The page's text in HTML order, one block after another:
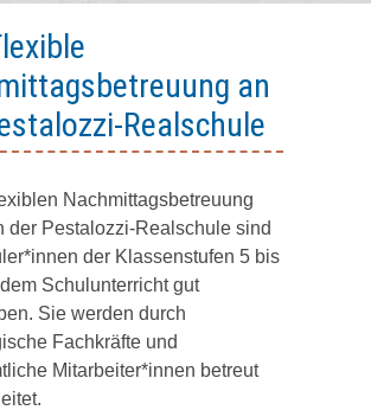
an
Realschule
Nachmittagsbetreuung
der Pestalozzi-Realschule sind
der Klassenstufen 5 bis
Schulunterricht gut
Sie werden durch
Fachkräfte und
Mitarbeiter*innen betreut